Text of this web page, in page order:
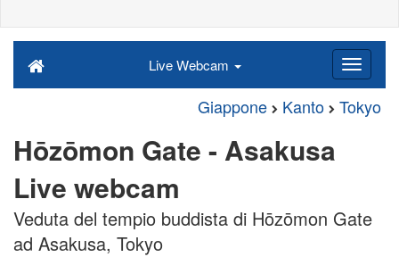
Live Webcam
Giappone Kanto Tokyo
Hōzōmon Gate - Asakusa
Live webcam
Veduta del tempio buddista di Hōzōmon Gate
ad Asakusa, Tokyo